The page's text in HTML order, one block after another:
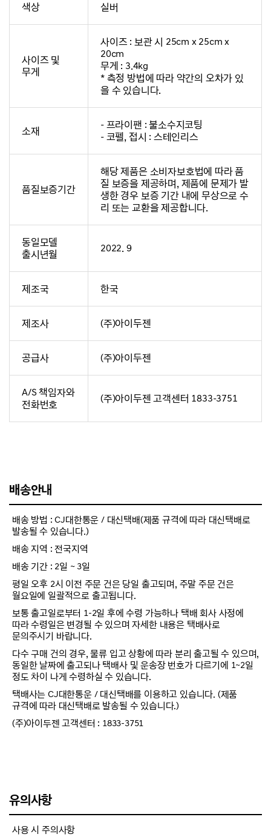
색상 실버
사이즈 및
무게
사이즈 : 보관 시 25cm x 25cm x
20cm
무게 : 3.4kg
* 측정 방법에 따라 약간의 오차가 있
을 수 있습니다.
소재
- 프라이팬 : 불소수지코팅
- 코펠, 접시 : 스테인리스
품질보증기간
해당 제품은 소비자보호법에 따라 품
질 보증을 제공하며, 제품에 문제가 발
생한 경우 보증 기간 내에 무상으로 수
리 또는 교환을 제공합니다.
동일모델
출시년월
2022. 9
제조국 한국
제조사 (주)아이두젠
공급사 (주)아이두젠
A/S 책임자와
전화번호
(주)아이두젠 고객센터 1833-3751
배송안내
배송 방법 : CJ대한통운 / 대신택배(제품 규격에 따라 대신택배로
발송될 수 있습니다.)
배송 지역 : 전국지역
배송 기간 : 2일 ~ 3일
평일 오후 2시 이전 주문 건은 당일 출고되며, 주말 주문 건은
월요일에 일괄적으로 출고됩니다.
보통 출고일로부터 1-2일 후에 수령 가능하나 택배 회사 사정에
따라 수령일은 변경될 수 있으며 자세한 내용은 택배사로
문의주시기 바랍니다.
다수 구매 건의 경우, 물류 입고 상황에 따라 분리 출고될 수 있으며,
동일한 날짜에 출고되나 택배사 및 운송장 번호가 다르기에 1~2일
정도 차이 나게 수령하실 수 있습니다.
택배사는 CJ대한통운 / 대신택배를 이용하고 있습니다. (제품
규격에 따라 대신택배로 발송될 수 있습니다.)
(주)아이두젠 고객센터 : 1833-3751
유의사항
사용 시 주의사항